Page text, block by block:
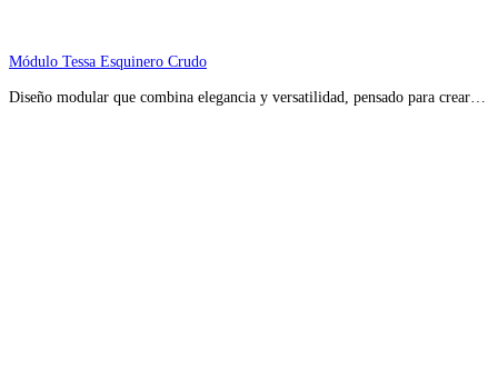
Módulo Tessa Esquinero Crudo
Diseño modular que combina elegancia y versatilidad, pensado para crear…